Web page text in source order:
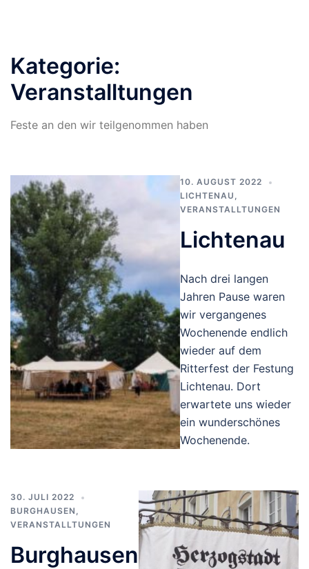
Kategorie:
Veranstalltungen
Feste an den wir teilgenommen haben
10. AUGUST 2022
LICHTENAU
VERANSTALLTUNGEN
Lichtenau
Nach drei langen
Jahren Pause waren
wir vergangenes
Wochenende endlich
wieder auf dem
Ritterfest der Festung
Lichtenau. Dort
erwartete uns wieder
ein wunderschönes
Wochenende.
30. JULI 2022
BURGHAUSEN
VERANSTALLTUNGEN
Burghausen